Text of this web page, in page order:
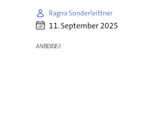
Ragna Sonderleittner
11. September 2025
ANZEIGE